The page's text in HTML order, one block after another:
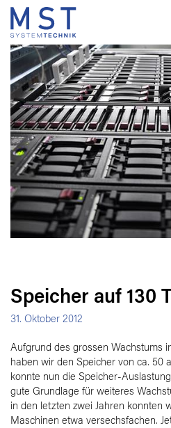
Speicher auf 130
31. Oktober 2012
Aufgrund des grossen Wachstums
haben wir den Speicher von ca. 50
konnte nun die Speicher-
gute Grundlage für weiteres
in den letzten zwei Jahren konnten
Maschinen etwa versechsfachen.